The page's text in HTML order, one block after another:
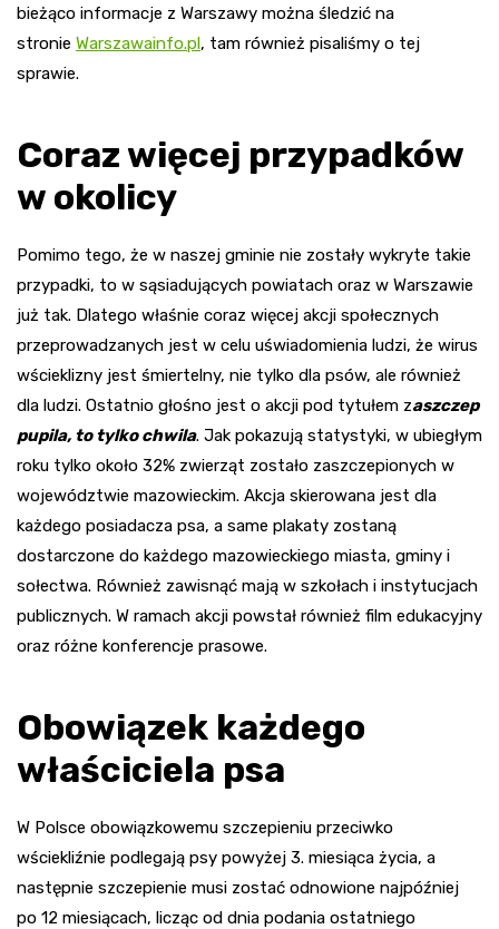
bieżąco informacje z Warszawy można śledzić na
stronie Warszawainfo.pl, tam również pisaliśmy o tej
sprawie.
Coraz więcej przypadków
w okolicy
Pomimo tego, że w naszej gminie nie zostały wykryte takie
przypadki, to w sąsiadujących powiatach oraz w Warszawie
już tak. Dlatego właśnie coraz więcej akcji społecznych
przeprowadzanych jest w celu uświadomienia ludzi, że wirus
wścieklizny jest śmiertelny, nie tylko dla psów, ale również
dla ludzi. Ostatnio głośno jest o akcji pod tytułem zaszczep
pupila, to tylko chwila. Jak pokazują statystyki, w ubiegłym
roku tylko około 32% zwierząt zostało zaszczepionych w
województwie mazowieckim. Akcja skierowana jest dla
każdego posiadacza psa, a same plakaty zostaną
dostarczone do każdego mazowieckiego miasta, gminy i
sołectwa. Również zawisnąć mają w szkołach i instytucjach
publicznych. W ramach akcji powstał również film edukacyjny
oraz różne konferencje prasowe.
Obowiązek każdego
właściciela psa
W Polsce obowiązkowemu szczepieniu przeciwko
wściekliźnie podlegają psy powyżej 3. miesiąca życia, a
następnie szczepienie musi zostać odnowione najpóźniej
po 12 miesiącach, licząc od dnia podania ostatniego